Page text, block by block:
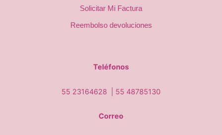
Solicitar Mi Factura
Reembolso devoluciones
Teléfonos
55 23164628 | 55 48785130
Correo